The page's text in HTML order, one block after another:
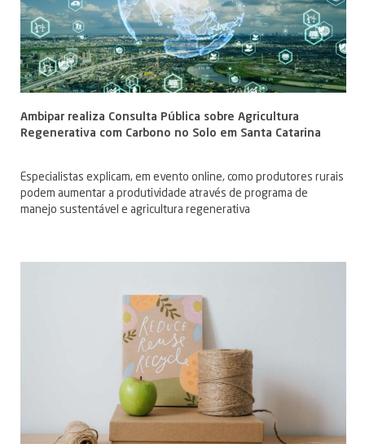
Ambipar realiza Consulta Pública sobre Agricultura
Regenerativa com Carbono no Solo em Santa Catarina
Especialistas explicam, em evento online, como produtores rurais
podem aumentar a produtividade através de programa de
manejo sustentável e agricultura regenerativa